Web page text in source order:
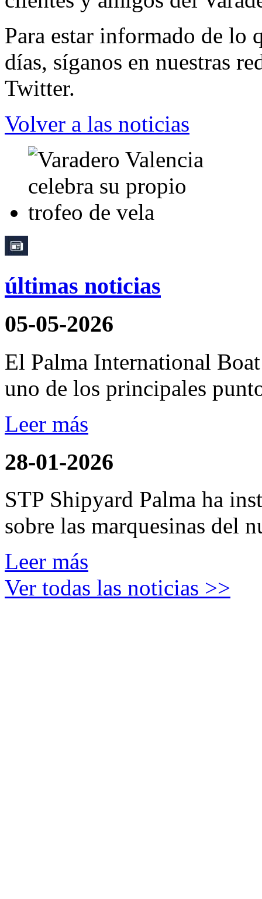
Para estar informado de lo
días, síganos en nuestras
Twitter.
Volver a las noticias
últimas noticias
05-05-2026
El Palma International
uno de los principales
Leer más
28-01-2026
STP Shipyard Palma ha
sobre las marquesinas del
Leer más
Ver todas las noticias >>